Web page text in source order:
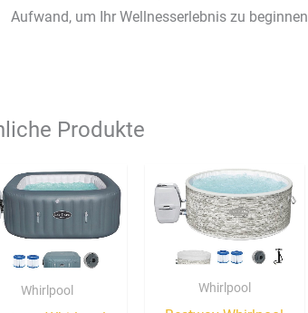
Aufwand, um Ihr Wellnesserlebnis zu beginnen
Produkte
Whirlpool Whirlpool